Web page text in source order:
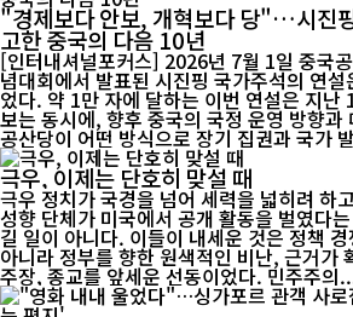
"경제보다 안보, 개혁보다 당"…시진
고한 중국의 다음 10년
[인터내셔널포커스] 2026년 7월 1일 중국
념대회에서 발표된 시진핑 국가주석의 연
었다. 약 1만 자에 달하는 이번 연설은 지난
보는 동시에, 향후 중국의 국정 운영 방향과
공산당이 어떤 방식으로 장기 집권과 국가
극우, 이제는 단호히 맞설 때
극우 정치가 국경을 넘어 세력을 넓히려 하
성향 단체가 미국에서 공개 활동을 벌였다
길 일이 아니다. 이들이 내세운 것은 정책
아니라 정부를 향한 원색적인 비난, 근거가
주장, 종교를 앞세운 선동이었다. 민주주의